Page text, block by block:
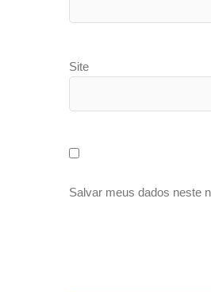
Site
Salvar meus dados neste